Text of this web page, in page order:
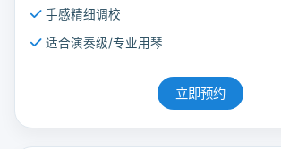
手感精细调校
适合演奏级/专业用琴
立即预约